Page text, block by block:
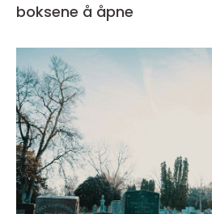
boksene å åpne